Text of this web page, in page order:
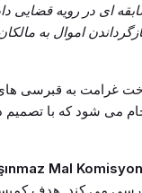
ای در رویه قضایی
اموال به
غرامت به قبرسی
می شود که با